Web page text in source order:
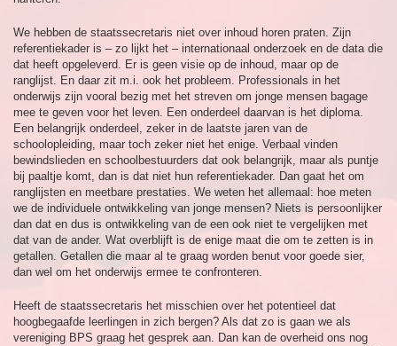
We hebben de staatssecretaris niet over inhoud horen praten. Zijn
referentiekader is – zo lijkt het – internationaal onderzoek en de data die
dat heeft opgeleverd. Er is geen visie op de inhoud, maar op de
ranglijst. En daar zit m.i. ook het probleem. Professionals in het
onderwijs zijn vooral bezig met het streven om jonge mensen bagage
mee te geven voor het leven. Een onderdeel daarvan is het diploma.
Een belangrijk onderdeel, zeker in de laatste jaren van de
schoolopleiding, maar toch zeker niet het enige. Verbaal vinden
bewindslieden en schoolbestuurders dat ook belangrijk, maar als puntje
bij paaltje komt, dan is dat niet hun referentiekader. Dan gaat het om
ranglijsten en meetbare prestaties. We weten het allemaal: hoe meten
we de individuele ontwikkeling van jonge mensen? Niets is persoonlijker
dan dat en dus is ontwikkeling van de een ook niet te vergelijken met
dat van de ander. Wat overblijft is de enige maat die om te zetten is in
getallen. Getallen die maar al te graag worden benut voor goede sier,
dan wel om het onderwijs ermee te confronteren.
Heeft de staatssecretaris het misschien over het potentieel dat
hoogbegaafde leerlingen in zich bergen? Als dat zo is gaan we als
vereniging BPS graag het gesprek aan. Dan kan de overheid ons nog